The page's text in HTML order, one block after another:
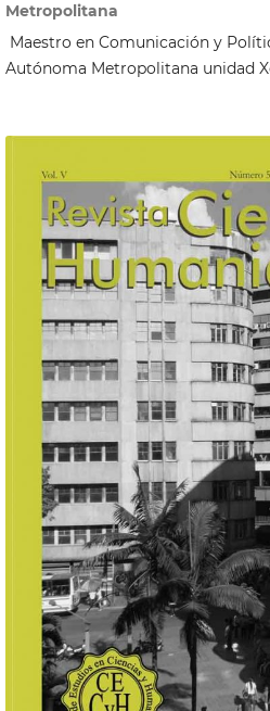
Metropolitana
Maestro en Comunicación y
Autónoma Metropolitana unidad